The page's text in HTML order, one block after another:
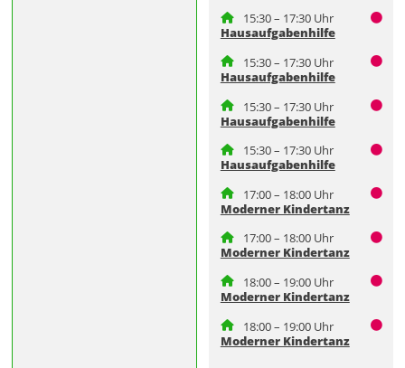
15:30 – 17:30 Uhr
Hausaufgabenhilfe
15:30 – 17:30 Uhr
Hausaufgabenhilfe
15:30 – 17:30 Uhr
Hausaufgabenhilfe
15:30 – 17:30 Uhr
Hausaufgabenhilfe
17:00 – 18:00 Uhr
Moderner Kindertanz
17:00 – 18:00 Uhr
Moderner Kindertanz
18:00 – 19:00 Uhr
Moderner Kindertanz
18:00 – 19:00 Uhr
Moderner Kindertanz